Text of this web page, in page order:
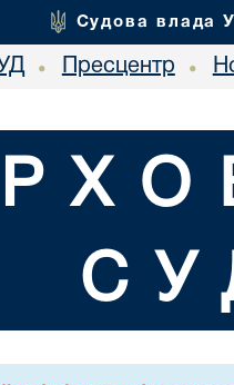
Судова влада
• Пресцентр •